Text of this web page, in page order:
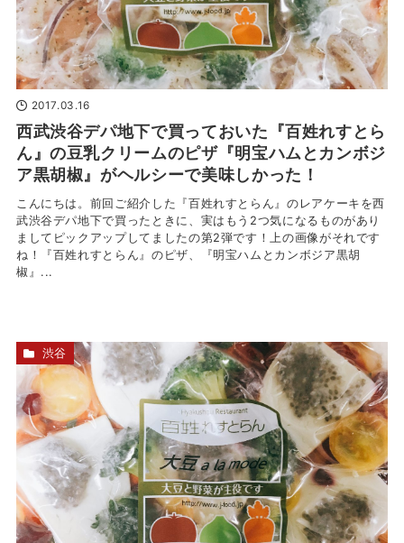
2017.03.16
西武渋谷デパ地下で買っておいた『百姓れすとら
ん』の豆乳クリームのピザ『明宝ハムとカンボジ
ア黒胡椒』がヘルシーで美味しかった！
こんにちは。前回ご紹介した『百姓れすとらん』のレアケーキを西
武渋谷デパ地下で買ったときに、実はもう2つ気になるものがあり
ましてピックアップしてましたの第2弾です！上の画像がそれです
ね！『百姓れすとらん』のピザ、『明宝ハムとカンボジア黒胡
椒』...
渋谷